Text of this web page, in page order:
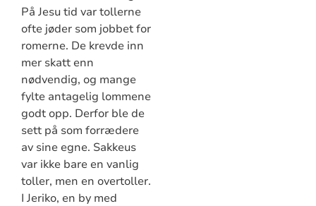
På Jesu tid var tollerne
ofte jøder som jobbet for
romerne. De krevde inn
mer skatt enn
nødvendig, og mange
fylte antagelig lommene
godt opp. Derfor ble de
sett på som forrædere
av sine egne. Sakkeus
var ikke bare en vanlig
toller, men en overtoller.
I Jeriko, en by med